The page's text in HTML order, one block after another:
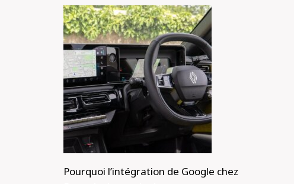
Pourquoi l’intégration de Google chez